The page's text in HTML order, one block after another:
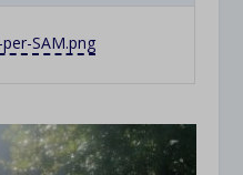
SAM.png